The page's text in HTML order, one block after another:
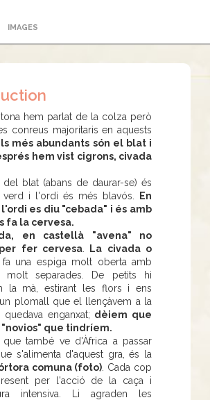
IMAGES
hem parlat de la colza però
conreus majoritaris en aquests
més abundants són el blat i
hem vist cigrons, civada
del blat (abans de daurar-se) és
i l'ordi és més blavós.
En
es diu "cebada" i és amb
fa la cervesa.
en castellà "avena" no
fer cervesa
La civada o
fa una espiga molt oberta amb
molt separades. De petits hi
la mà, estirant les flors i ens
plomall que el llençàvem a la
enganxat; dèiem que
que tindríem.
també ve d'Àfrica a passar
s'alimenta d'aquest gra, és la
comuna (foto) . Cada cop
per l'acció de la caça i
intensiva. Li agraden les